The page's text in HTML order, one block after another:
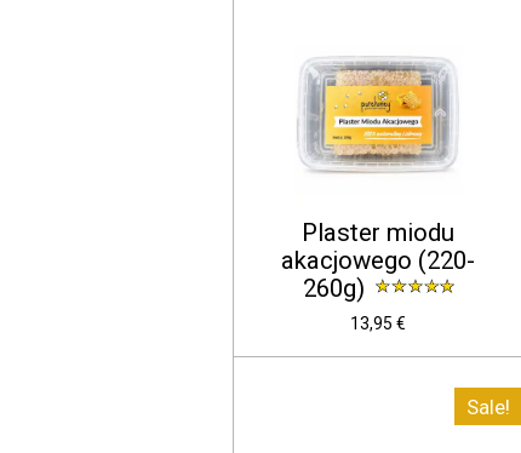
Plaster miodu
akacjowego (220-
260g)
13,95 €
Sale!